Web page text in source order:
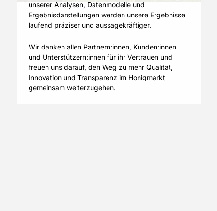
unserer Analysen, Datenmodelle und
Ergebnisdarstellungen werden unsere Ergebnisse
laufend präziser und aussagekräftiger.
Wir danken allen Partnern:innen, Kunden:innen
und Unterstützern:innen für ihr Vertrauen und
freuen uns darauf, den Weg zu mehr Qualität,
Innovation und Transparenz im Honigmarkt
gemeinsam weiterzugehen.